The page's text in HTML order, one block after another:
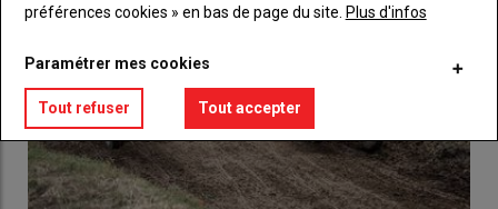
préférences cookies » en bas de page du site. Plus d'infos
Paramétrer mes cookies
Tout refuser Tout accepter